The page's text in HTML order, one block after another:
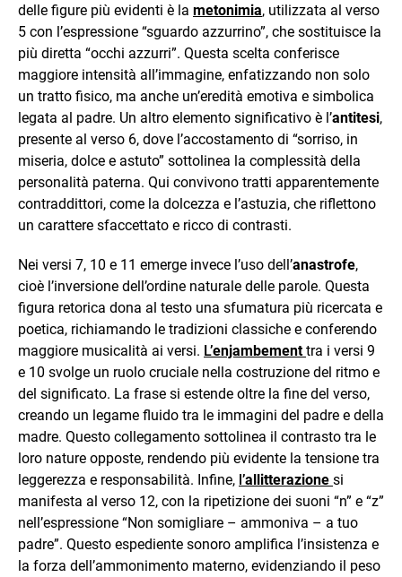
delle figure più evidenti è la metonimia, utilizzata al verso
5 con l’espressione “sguardo azzurrino”, che sostituisce la
più diretta “occhi azzurri”. Questa scelta conferisce
maggiore intensità all’immagine, enfatizzando non solo
un tratto fisico, ma anche un’eredità emotiva e simbolica
legata al padre. Un altro elemento significativo è l’antitesi,
presente al verso 6, dove l’accostamento di “sorriso, in
miseria, dolce e astuto” sottolinea la complessità della
personalità paterna. Qui convivono tratti apparentemente
contraddittori, come la dolcezza e l’astuzia, che riflettono
un carattere sfaccettato e ricco di contrasti.
Nei versi 7, 10 e 11 emerge invece l’uso dell’anastrofe,
cioè l’inversione dell’ordine naturale delle parole. Questa
figura retorica dona al testo una sfumatura più ricercata e
poetica, richiamando le tradizioni classiche e conferendo
maggiore musicalità ai versi. L’enjambement tra i versi 9
e 10 svolge un ruolo cruciale nella costruzione del ritmo e
del significato. La frase si estende oltre la fine del verso,
creando un legame fluido tra le immagini del padre e della
madre. Questo collegamento sottolinea il contrasto tra le
loro nature opposte, rendendo più evidente la tensione tra
leggerezza e responsabilità. Infine, l’allitterazione si
manifesta al verso 12, con la ripetizione dei suoni “n” e “z”
nell’espressione “Non somigliare – ammoniva – a tuo
padre”. Questo espediente sonoro amplifica l’insistenza e
la forza dell’ammonimento materno, evidenziando il peso